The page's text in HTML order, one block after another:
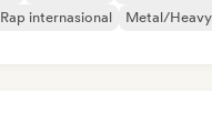
Rap internasional
Metal/